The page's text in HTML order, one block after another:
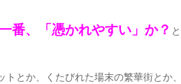
番、「憑かれやすい」か？ と
とか、くたびれた場末の繁華街とか、